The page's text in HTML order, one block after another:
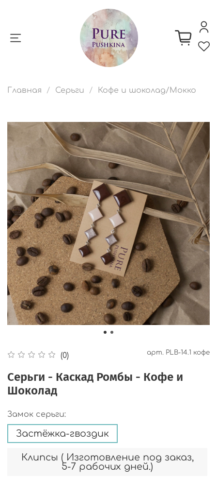
Главная Серьги Кофе и шоколад/Мокко
(0) арт. PLB-14.1 кофе
Серьги - Каскад Ромбы - Кофе и
Шоколад
Замок серьги:
Застёжка-гвоздик
Клипсы ( Изготовление под заказ,
5-7 рабочих дней.)